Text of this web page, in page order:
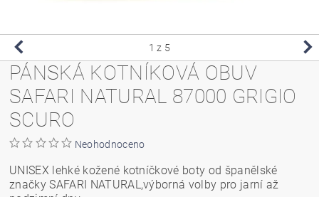
1 z 5
PÁNSKÁ KOTNÍKOVÁ OBUV
SAFARI NATURAL 87000 GRIGIO
SCURO
Neohodnoceno
UNISEX lehké kožené kotníčkové boty od španělské
značky SAFARI NATURAL,výborná volby pro jarní až